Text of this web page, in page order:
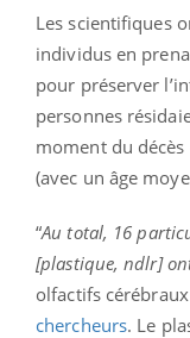
Les scientifiques
individus en
pour préserver
personnes
moment du
(avec un âge
“Au total, 16
[plastique, ndlr]
olfactifs
chercheurs. Le